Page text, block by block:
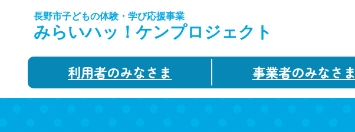
長野市子どもの体験・学び応援事業
みらいハッ！ケンプロジェクト
利用者のみなさま 事業者のみなさま